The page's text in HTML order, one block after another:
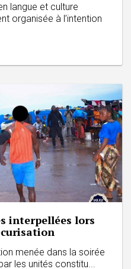
langue et culture
organisée à l’intention
interpellées lors
menée dans la soirée
les unités constitu...